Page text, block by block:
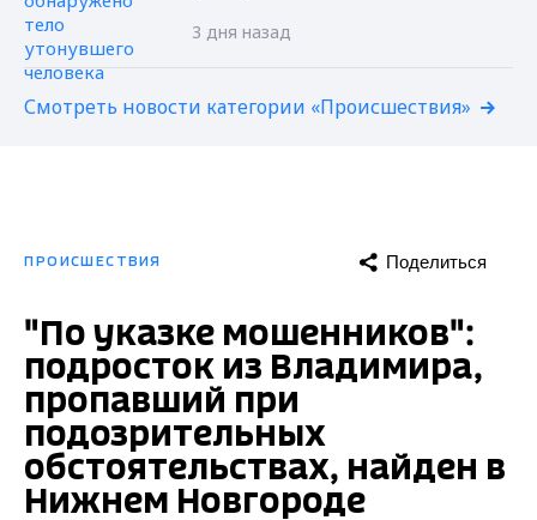
3 дня назад
Смотреть новости категории «Происшествия»
ПРОИСШЕСТВИЯ Поделиться
"По указке мошенников":
подросток из Владимира,
пропавший при
подозрительных
обстоятельствах, найден в
Нижнем Новгороде